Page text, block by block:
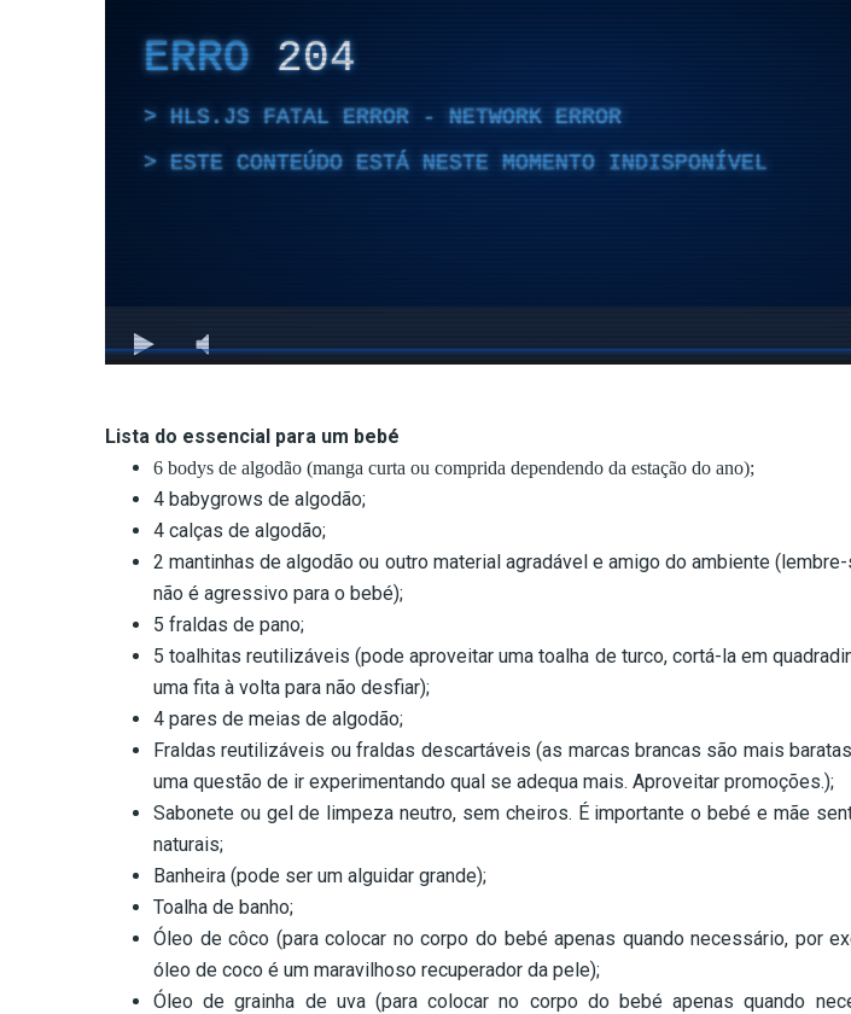
Lista do essencial para um bebé
6 bodys de algodão (manga curta ou comprida dependendo da estação do ano);
4 babygrows de algodão;
4 calças de algodão;
2 mantinhas de algodão ou outro material agradável e amigo do ambiente
não é agressivo para o bebé);
5 fraldas de pano;
5 toalhitas reutilizáveis (pode aproveitar uma toalha de turco, cortá-la em
uma fita à volta para não desfiar);
4 pares de meias de algodão;
Fraldas reutilizáveis ou fraldas descartáveis (as marcas brancas são mais
uma questão de ir experimentando qual se adequa mais. Aproveitar promoções.);
Sabonete ou gel de limpeza neutro, sem cheiros. É importante o bebé e mãe
naturais;
Banheira (pode ser um alguidar grande);
Toalha de banho;
Óleo de côco (para colocar no corpo do bebé apenas quando necessário, por
óleo de coco é um maravilhoso recuperador da pele);
Óleo de grainha de uva (para colocar no corpo do bebé apenas quando